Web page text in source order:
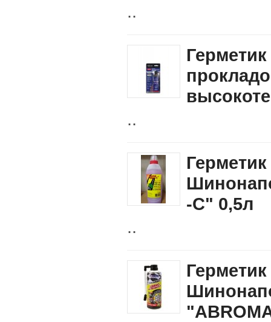
..
..
-C" 0,5л
..